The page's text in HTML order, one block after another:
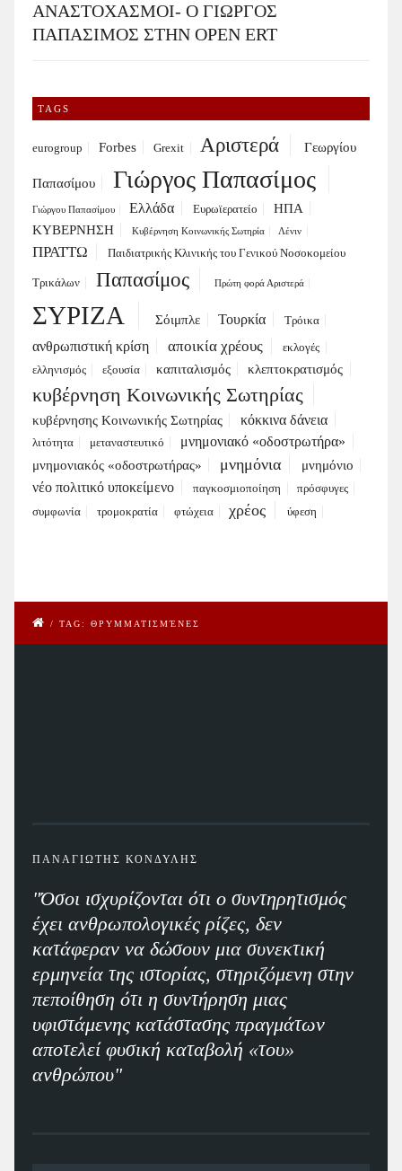
ΑΝΑΣΤΟΧΑΣΜΟΙ- Ο ΓΙΩΡΓΟΣ
ΠΑΠΑΣΙΜΟΣ ΣΤΗΝ OPEN ERT
TAGS
eurogroup Forbes Grexit Αριστερά Γεωργίου
Παπασίμου Γιώργος Παπασίμος
Γιώργου Παπασίμου Ελλάδα Ευρωϊερατείο
ΗΠΑ
ΚΥΒΕΡΝΗΣΗ
Κυβέρνηση Κοινωνικής Σωτηρία Λένιν
ΠΡΑΤΤΩ Παιδιατρικής Κλινικής του Γενικού Νοσοκομείου
Τρικάλων Παπασίμος Πρώτη φορά Αριστερά
ΣΥΡΙΖΑ Σόιμπλε Τουρκία Τρόικα
ανθρωπιστική κρίση αποικία χρέους
εκλογές
ελληνισμός
εξουσία καπιταλισμός κλεπτοκρατισμός
κυβέρνηση Κοινωνικής Σωτηρίας
κυβέρνησης Κοινωνικής Σωτηρίας κόκκινα δάνεια
λιτότητα μεταναστευτικό μνημονιακό «οδοστρωτήρα»
μνημονιακός «οδοστρωτήρας» μνημόνια μνημόνιο
νέο πολιτικό υποκείμενο παγκοσμιοποίηση
πρόσφυγες
συμφωνία
τρομοκρατία φτώχεια χρέος ύφεση
/ TAG: ΘΡΥΜΜΑΤΙΣΜΈΝΕΣ
ΠΑΝΑΓΙΩΤΗΣ ΚΟΝΔΥΛΗΣ
"Όσοι ισχυρίζονται ότι ο συντηρητισμός
έχει ανθρωπολογικές ρίζες, δεν
κατάφεραν να δώσουν μια συνεκτική
ερμηνεία της ιστορίας, στηριζόμενη στην
πεποίθηση ότι η συντήρηση μιας
υφιστάμενης κατάστασης πραγμάτων
αποτελεί φυσική καταβολή «του»
ανθρώπου"